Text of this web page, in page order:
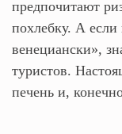
предпочитают
похлебку. А если
венециански»,
туристов.
печень и,